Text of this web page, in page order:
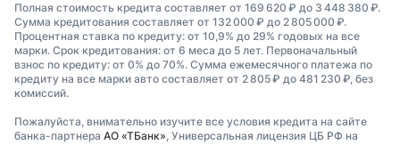
Полная стоимость кредита составляет от 169 620 ₽ до 3 448 380 ₽.
Сумма кредитования составляет от 132 000 ₽ до 2 805 000 ₽.
Процентная ставка по кредиту: от 10,9% до 29% годовых на все
марки. Срок кредитования: от 6 меса до 5 лет. Первоначальный
взнос по кредиту: от 0% до 70%. Сумма ежемесячного платежа по
кредиту на все марки авто составляет от 2 805 ₽ до 481 230 ₽, без
комиссий.
Пожалуйста, внимательно изучите все условия кредита на сайте
банка-партнера АО «ТБанк», Универсальная лицензия ЦБ РФ на